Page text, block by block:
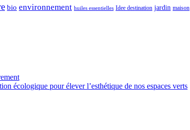
bio environnement huiles essentielles Idee destination jardin maison
écologique pour élever l’esthétique de nos espaces verts